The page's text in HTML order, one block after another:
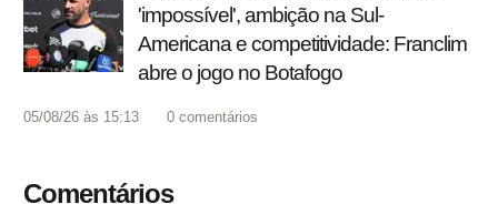
'impossível', ambição na Sul-
Americana e competitividade: Franclim
abre o jogo no Botafogo
05/08/26 às 15:13 0 comentários
Comentários